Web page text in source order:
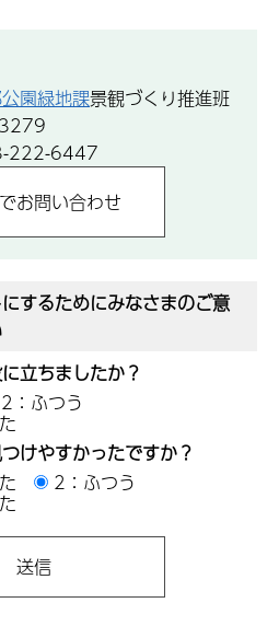
園緑地課景観づくり推進班
222-6447
するためにみなさまのご意
立ちましたか？
2：ふつう
けやすかったですか？
2：ふつう